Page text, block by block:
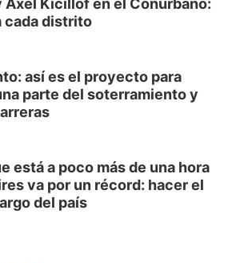
Axel Kicillof en el Conurbano:
cada distrito
así es el proyecto para
parte del soterramiento y
está a poco más de una hora
va por un récord: hacer el
del país